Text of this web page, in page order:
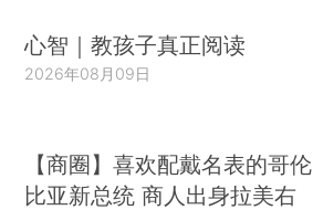
心智｜教孩子真正阅读
2026年08月09日
【商圈】喜欢配戴名表的哥伦
比亚新总统 商人出身拉美右